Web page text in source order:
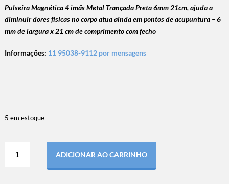
Pulseira Magnética 4 imãs Metal Trançada Preta 6mm 21cm, ajuda a
diminuir dores físicas no corpo atua ainda em pontos de acupuntura – 6
mm de largura x 21 cm de comprimento com fecho
Informações: 11 95038-9112 por mensagens
5 em estoque
ADICIONAR AO CARRINHO